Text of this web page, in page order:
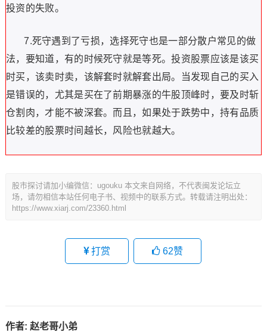
投资的失败。
7.死守遇到了亏损，选择死守也是一部分散户常见的做
法，要知道，有的时候死守就是等死。投资股票应该是该买
时买，该卖时卖，该解套时就解套出局。当发现自己的买入
是错误的，尤其是买在了前期暴涨的牛股顶峰时，要及时斩
仓割肉，才能不被深套。而且，如果处于跌势中，持有品质
比较差的股票时间越长，风险也就越大。
股市探讨请加小编微信：ugouku 本文来自网络，不代表闽发论坛立
场，请勿相信本站任何电子书、视频中的联系方式。转载请注明出处：
https://www.xiarj.com/23360.html
打赏 62赞
作者: 赵老哥小弟